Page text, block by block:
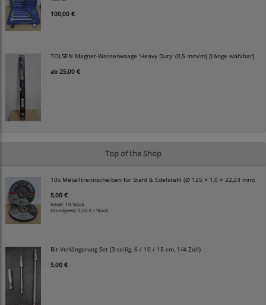
100,00 €
TOLSEN Magnet-Wasserwaage 'Heavy Duty' (0,5 mm/m) [Länge wählbar]
ab 25,00 €
Top of the Shop
10x Metalltrennscheiben für Stahl & Edelstahl (Ø 125 × 1,0 × 22,23 mm)
5,00 €
Inhalt: 10 Stück
Grundpreis:0,50 € / Stück
Bit-Verlängerung Set (3-teilig, 6 / 10 / 15 cm, 1/4 Zoll)
5,00 €